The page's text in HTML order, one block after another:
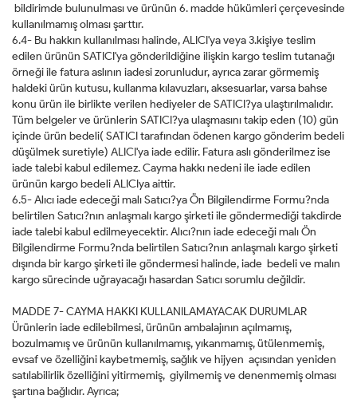
bildirimde bulunulması ve ürünün 6. madde hükümleri çerçevesinde
kullanılmamış olması şarttır.
6.4- Bu hakkın kullanılması halinde, ALICI'ya veya 3.kişiye teslim
edilen ürünün SATICI'ya gönderildiğine ilişkin kargo teslim tutanağı
örneği ile fatura aslının iadesi zorunludur, ayrıca zarar görmemiş
haldeki ürün kutusu, kullanma kılavuzları, aksesuarlar, varsa bahse
konu ürün ile birlikte verilen hediyeler de SATICI?ya ulaştırılmalıdır.
Tüm belgeler ve ürünlerin SATICI?ya ulaşmasını takip eden (10) gün
içinde ürün bedeli( SATICI tarafından ödenen kargo gönderim bedeli
düşülmek suretiyle) ALICI'ya iade edilir. Fatura aslı gönderilmez ise
iade talebi kabul edilemez. Cayma hakkı nedeni ile iade edilen
ürünün kargo bedeli ALICIya aittir.
6.5- Alıcı iade edeceği malı Satıcı?ya Ön Bilgilendirme Formu?nda
belirtilen Satıcı?nın anlaşmalı kargo şirketi ile göndermediği takdirde
iade talebi kabul edilmeyecektir. Alıcı?nın iade edeceği malı Ön
Bilgilendirme Formu?nda belirtilen Satıcı?nın anlaşmalı kargo şirketi
dışında bir kargo şirketi ile göndermesi halinde, iade bedeli ve malın
kargo sürecinde uğrayacağı hasardan Satıcı sorumlu değildir.
MADDE 7- CAYMA HAKKI KULLANILAMAYACAK DURUMLAR
Ürünlerin iade edilebilmesi, ürünün ambalajının açılmamış,
bozulmamış ve ürünün kullanılmamış, yıkanmamış, ütülenmemiş,
evsaf ve özelliğini kaybetmemiş, sağlık ve hijyen açısından yeniden
satılabilirlik özelliğini yitirmemiş, giyilmemiş ve denenmemiş olması
şartına bağlıdır. Ayrıca;